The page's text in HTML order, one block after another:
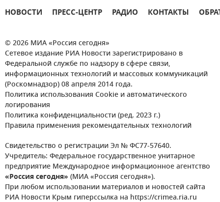
НОВОСТИ ПРЕСС-ЦЕНТР РАДИО КОНТАКТЫ
© 2026 МИА «Россия сегодня»
Сетевое издание РИА Новости зарегистрировано в
Федеральной службе по надзору в сфере связи,
информационных технологий и массовых коммуникаций
(Роскомнадзор) 08 апреля 2014 года.
Политика использования Cookie и автоматического
логирования
Политика конфиденциальности (ред. 2023 г.)
Правила применения рекомендательных технологий
Свидетельство о регистрации Эл № ФС77-57640.
Учредитель: Федеральное государственное унитарное
предприятие Международное информационное агентство
«Россия сегодня» (МИА «Россия сегодня»).
При любом использовании материалов и новостей сайта
РИА Новости Крым гиперссылка на https://crimea.ria.ru